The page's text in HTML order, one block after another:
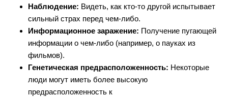
Наблюдение: Видеть, как кто-то другой испытывает
сильный страх перед чем-либо.
Информационное заражение: Получение пугающей
информации о чем-либо (например, о пауках из
фильмов).
Генетическая предрасположенность: Некоторые
люди могут иметь более высокую
предрасположенность к